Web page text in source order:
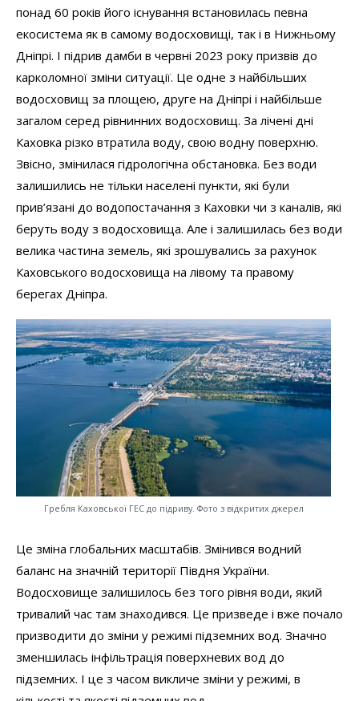
понад 60 років його існування встановилась певна
екосистема як в самому водосховищі, так і в Нижньому
Дніпрі. І підрив дамби в червні 2023 року призвів до
карколомної зміни ситуації. Це одне з найбільших
водосховищ за площею, друге на Дніпрі і найбільше
загалом серед рівнинних водосховищ. За лічені дні
Каховка різко втратила воду, свою водну поверхню.
Звісно, змінилася гідрологічна обстановка. Без води
залишились не тільки населені пункти, які були
прив’язані до водопостачання з Каховки чи з каналів, які
беруть воду з водосховища. Але і залишилась без води
велика частина земель, які зрошувались за рахунок
Каховського водосховища на лівому та правому
берегах Дніпра.
Гребля Каховської ГЕС до підриву. Фото з відкритих джерел
Це зміна глобальних масштабів. Змінився водний
баланс на значній території Півдня України.
Водосховище залишилось без того рівня води, який
тривалий час там знаходився. Це призведе і вже почало
призводити до зміни у режимі підземних вод. Значно
зменшилась інфільтрація поверхневих вод до
підземних. І це з часом викличе зміни у режимі, в